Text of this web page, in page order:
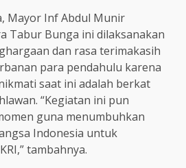
Mayor Inf Abdul Munir
Tabur Bunga ini dilaksanakan
dan rasa terimakasih
para pendahulu karena
saat ini adalah berkat
“Kegiatan ini pun
guna menumbuhkan
Indonesia untuk
tambahnya.